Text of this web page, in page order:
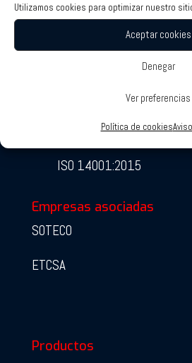
Utilizamos cookies para optimizar nuestro
Aceptar cookies
Denegar
Ver preferencias
Política de cookies
Certificados de Calidad
ISO 9001:2015
ISO 14001:2015
Empresas asociadas
SOTECO
ETCSA
Productos